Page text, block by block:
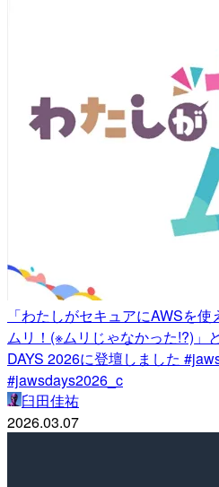
「わたしがセキュアにAWSを
ムリ！(※ムリじゃなかった!?)」
DAYS 2026に登壇しました
#jawsdays2026_c
臼田佳祐
2026.03.07